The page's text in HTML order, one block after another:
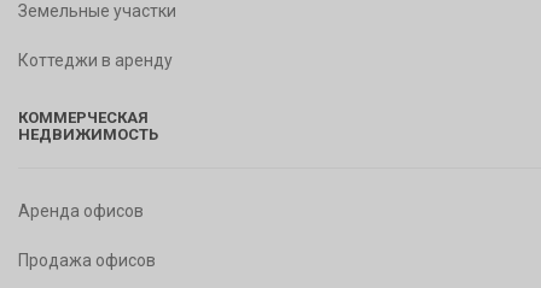
Земельные участки
Коттеджи в аренду
КОММЕРЧЕСКАЯ
НЕДВИЖИМОСТЬ
Аренда офисов
Продажа офисов